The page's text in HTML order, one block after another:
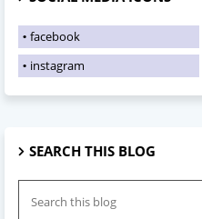
facebook
instagram
SEARCH THIS BLOG